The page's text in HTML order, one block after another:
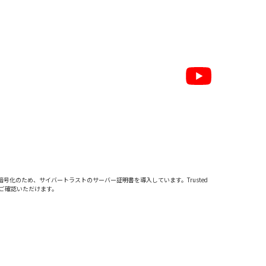
号化のため、サイバートラストのサーバー証明書を導入しています。Trusted
認いただけます。